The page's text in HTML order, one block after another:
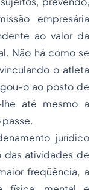
empresária
ao valor da
Não há como se
o atleta
o ao posto de
lhe até mesmo a
jurídico
das atividades de
freqüência, a